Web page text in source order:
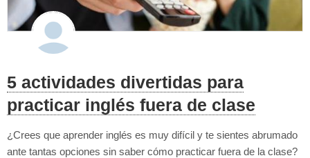
5 actividades divertidas para
practicar inglés fuera de clase
¿Crees que aprender inglés es muy difícil y te sientes abrumado
ante tantas opciones sin saber cómo practicar fuera de la clase?